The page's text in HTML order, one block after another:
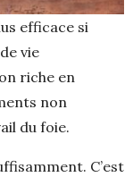
efficace si
vie
riche en
non
du foie.
C’est